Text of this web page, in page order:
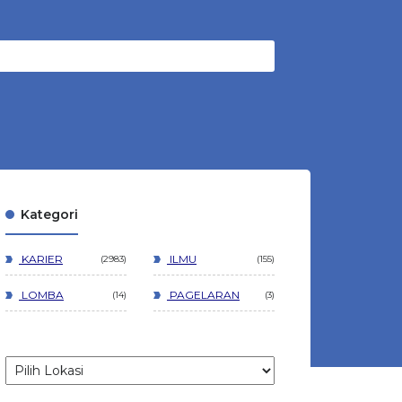
Kategori
KARIER 2983 ILMU 155
LOMBA 14 PAGELARAN 3